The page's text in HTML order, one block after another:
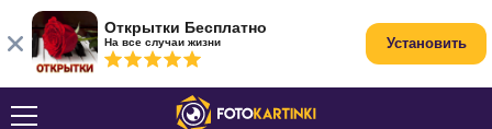
Открытки Бесплатно
На все случаи жизни Установить